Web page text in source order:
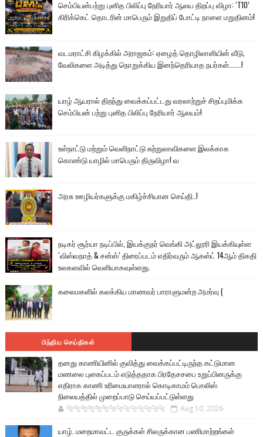
செம்பியன்பற்று புனித பிலிப்பு நேரியார் ஆலய திறப்பு விழா: ‘T10’
கிரிக்கெட் தொடரின் மாபெரும் இறுதிப் போட்டி நாளை மறுதினம்!
வடமராட்சி கிழக்கில் அராஜகம்: ஏழைத் தொழிலாளியின் வீடு,
வேலிகளை அடித்து நொறுக்கிய இனந்தெரியாத நபர்கள்.......!
யாழ் ஆயரால் திறந்து வைக்கப்பட்டது வரலாற்றுச் சிறப்புமிக்க
செம்பியன் பற்று புனித பிலிப்பு நேரியார் ஆலயம்!
உள்நாட்டு மற்றும் வெளிநாட்டு சுற்றுலாவிகளை இலக்காக
கொண்டு யாழில் மாபெரும் திருவிழா! வ
அரசு ஊழியர்களுக்கு மகிழ்ச்சியான செய்தி..!
நடிகர் சூர்யா நடிப்பில், இயக்குநர் வெங்கி அட்லூரி இயக்கியுள்ள
‘விஸ்வநாத் & சன்ஸ்’ திரைப்படம் எதிர்வரும் ஆகஸ்ட் 14ஆம் திகதி
உலகளவில் வெளியாகவுள்ளது.
கலைமகளில் கலக்கிய மாணவர் பாராளுமன்ற அமர்வு (
பிந்திய செய்திகள்
தனது காணியினில் குவித்து வைக்கப்பட்டிருந்த கட்டுமான
மணலை புகைப்படம் எடுத்ததாக பிரதேசசபை உறுப்பினருக்கு
எதிராக காணி உரிமையாளரால் கொடிகாமம் பொலிஸ்
நிலையத்தில் முறைப்பாடு செய்யப்பட்டுள்ளது
🐅🐅🐅🐅🐅🐅🐆🐆🐆🐆🐆🐆🐆🐆 Aug 10, 2026
யாழ். மறைமாவட்ட குருக்கள் சிலருக்கான பணிமாற்றங்கள்